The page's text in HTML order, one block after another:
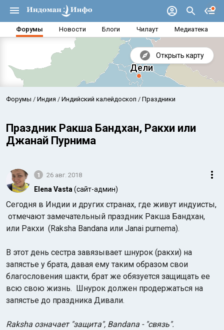
Форумы Новости Блоги Чилаут Медиатека
Открыть карту
Аравийское море
Форумы Индия Индийский калейдоскоп Праздники
Праздник Ракша Бандхан, Ракхи или
Джанай Пурнима
1 26 авг. 2018
Elena Vasta (сайт-админ)
Сегодня в Индии и других странах, где живут индуисты,
отмечают замечательный праздник Ракша Бандхан,
или Ракхи (Raksha Bandana или Janai purnema).
В этот день сестра завязывает шнурок (ракхи) на
запястье у брата, давая ему таким образом свои
благословения шакти, брат же обязуется защищать ее
всю свою жизнь. Шнурок должен продержаться на
запястье до праздника Дивали.
Raksha означает "защита", Bandana - "связь".